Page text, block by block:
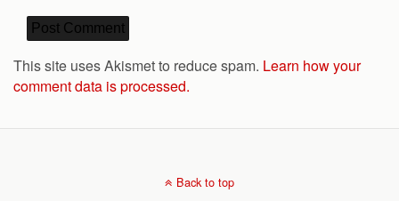
This site uses Akismet to reduce spam. Learn how your
comment data is processed.
Back to top